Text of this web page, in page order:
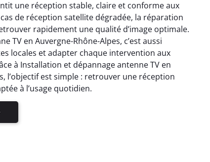
une réception stable, claire et conforme aux
de réception satellite dégradée, la réparation
rapidement une qualité d’image optimale.
TV en Auvergne-Rhône-Alpes, c’est aussi
locales et adapter chaque intervention aux
à Installation et dépannage antenne TV en
l’objectif est simple : retrouver une réception
à l’usage quotidien.